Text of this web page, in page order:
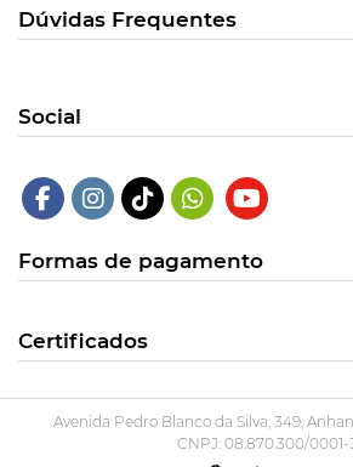
Dúvidas Frequentes
Social
Formas de pagamento
Certificados
Avenida Pedro Blanco da Silva, 349,
CNPJ: 08.870.300/0001-